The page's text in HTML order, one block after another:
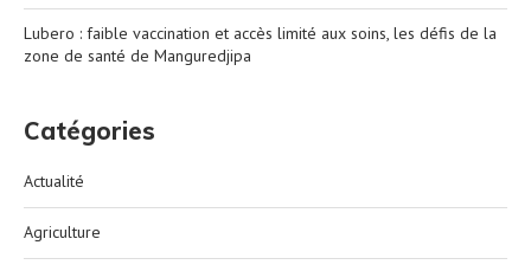
Lubero : faible vaccination et accès limité aux soins, les défis de la
zone de santé de Manguredjipa
Catégories
Actualité
Agriculture